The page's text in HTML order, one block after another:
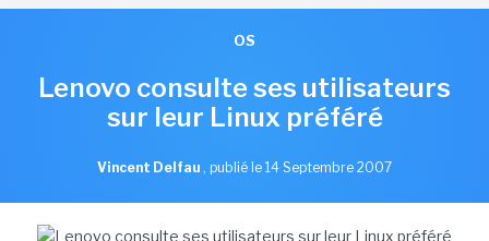
OS
Lenovo consulte ses utilisateurs
sur leur Linux préféré
Vincent Delfau , publié le 14 Septembre 2007